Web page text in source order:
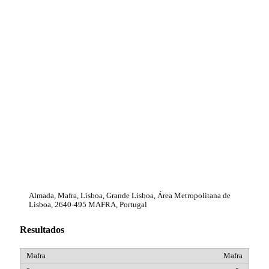
Almada, Mafra, Lisboa, Grande Lisboa, Área Metropolitana de
Lisboa, 2640-495 MAFRA, Portugal
Resultados
Mafra